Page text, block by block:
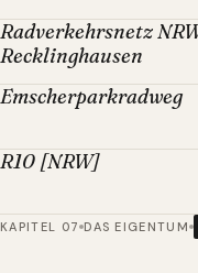
Radverkehrsnetz
Recklinghausen
Emscherparkradweg
R10 [NRW]
KAPITEL 07 DAS EIGENTUM